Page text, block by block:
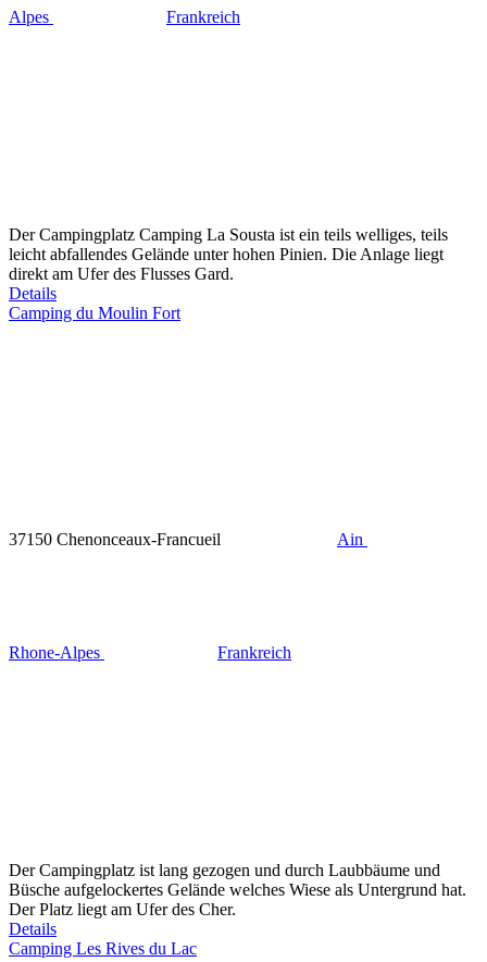
Alpes Frankreich
Der Campingplatz Camping La Sousta ist ein teils welliges, teils
leicht abfallendes Gelände unter hohen Pinien. Die Anlage liegt
direkt am Ufer des Flusses Gard.
Details
Camping du Moulin Fort
37150 Chenonceaux-Francueil Ain
Rhone-Alpes Frankreich
Der Campingplatz ist lang gezogen und durch Laubbäume und
Büsche aufgelockertes Gelände welches Wiese als Untergrund hat.
Der Platz liegt am Ufer des Cher.
Details
Camping Les Rives du Lac